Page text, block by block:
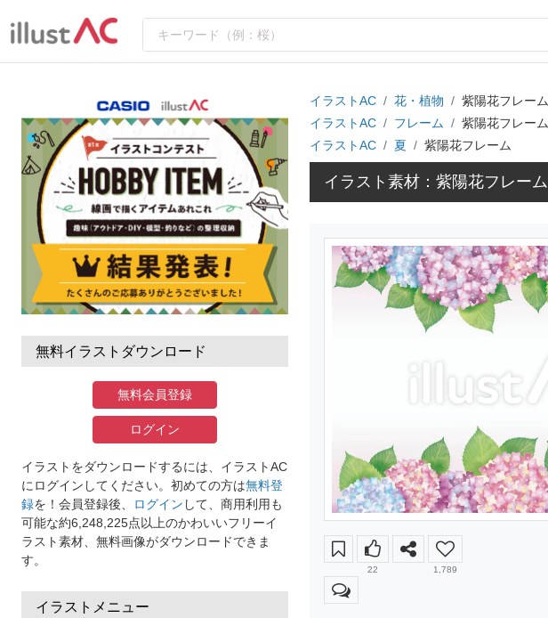
無料イラストダウンロード
無料会員登録
ログイン
イラストをダウンロードするには、イラストAC
にログインしてください。初めての方は無料登
録を！会員登録後、 ログイン して、商用利用も
可能な約6,248,225点以上のかわいいフリーイ
ラスト素材、無料画像がダウンロードできま
す。
イラストメニュー
イラストAC 花・植物
紫陽花フレーム
イラストAC
フレーム
紫陽花フレーム
イラストAC
夏 紫陽花フレーム
イラスト素材：紫陽花フレーム
22 1,789